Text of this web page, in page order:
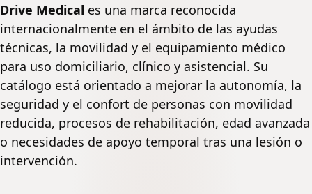
Drive Medical es una marca reconocida
internacionalmente en el ámbito de las ayudas
técnicas, la movilidad y el equipamiento médico
para uso domiciliario, clínico y asistencial. Su
catálogo está orientado a mejorar la autonomía, la
seguridad y el confort de personas con movilidad
reducida, procesos de rehabilitación, edad avanzada
o necesidades de apoyo temporal tras una lesión o
intervención.